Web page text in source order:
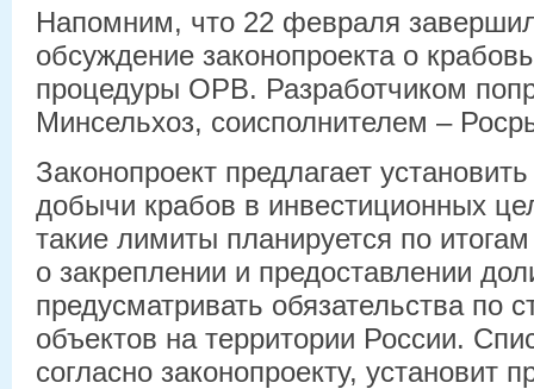
Напомним, что 22 февраля
обсуждение законопроекта о
процедуры ОРВ. Разработчиком
Минсельхоз, соисполнителем –
Законопроект предлагает
добычи крабов в инвестиционных
такие лимиты планируется по
о закреплении и предоставлении
предусматривать обязательства по
объектов на территории России.
согласно законопроекту, установит